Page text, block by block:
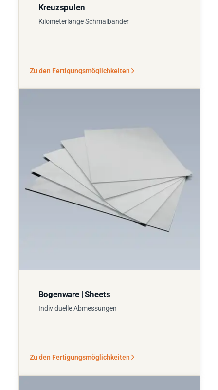
Kreuzspulen
Kilometerlange Schmalbänder
Zu den Fertigungsmöglichkeiten
Bogenware | Sheets
Individuelle Abmessungen
Zu den Fertigungsmöglichkeiten